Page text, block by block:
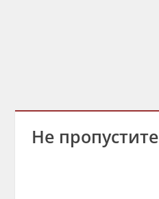
Не пропустите